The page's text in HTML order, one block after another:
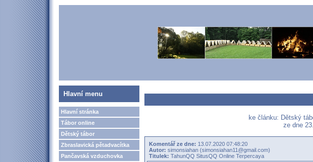
Hlavní menu
Hlavní stránka
Tábor online
Dětský tábor
Zbraslavická pětadvacítka
Pančavská vzduchovka
ke článku: Dětský
ze dne
Komentář ze dne: 13.07.2020 07:48:20
Autor: simonsiahan (simonsiahan11@gmail.com)
Titulek: TahunQQ SitusQQ Online Terpercaya